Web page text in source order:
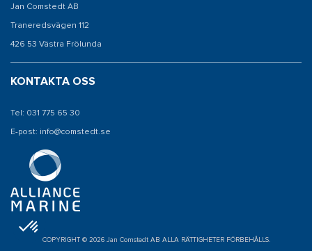
Jan Comstedt AB
Traneredsvägen 112
426 53 Västra Frölunda
KONTAKTA OSS
Tel: 031 775 65 30
E-post: info@comstedt.se
COPYRIGHT © 2026 Jan Comstedt AB ALLA RÄTTIGHETER FÖRBEHÅLLS.